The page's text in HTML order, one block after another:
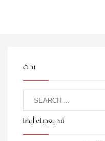
بحث
قد يعجبك أيضا